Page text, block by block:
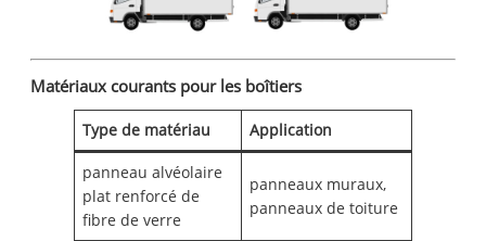
Matériaux courants pour les boîtiers
Type de matériau Application
panneau alvéolaire
plat renforcé de
fibre de verre
panneaux muraux,
panneaux de toiture